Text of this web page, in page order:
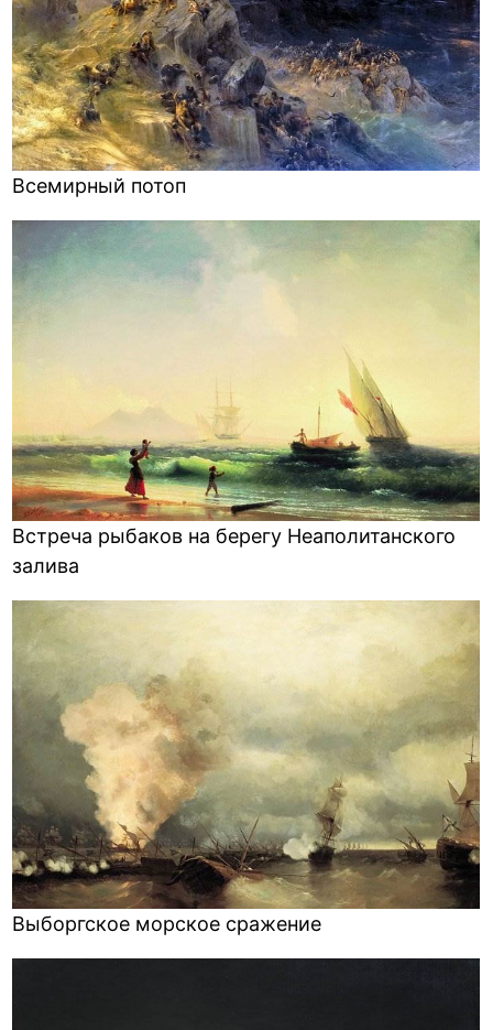
Всемирный потоп
Встреча рыбаков на берегу Неаполитанского
залива
Выборгское морское сражение